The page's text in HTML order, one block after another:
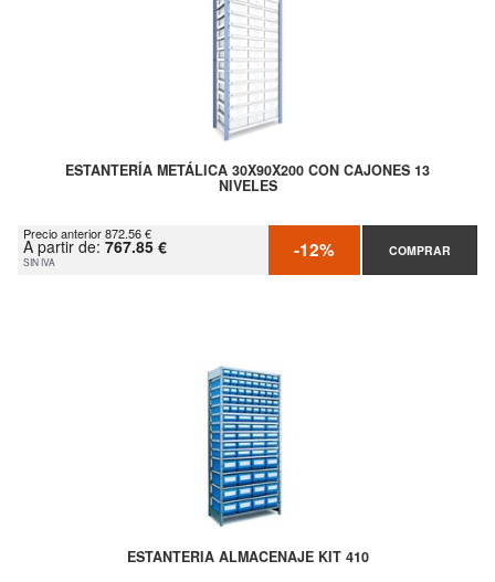
ESTANTERÍA METÁLICA 30X90X200 CON CAJONES 13
NIVELES
Precio anterior 872.56 €
A partir de: 767.85 €
SIN IVA -12% COMPRAR
ESTANTERIA ALMACENAJE KIT 410